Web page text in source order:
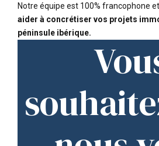
Notre équipe est 100% francophone
aider à concrétiser vos projets
péninsule ibérique.